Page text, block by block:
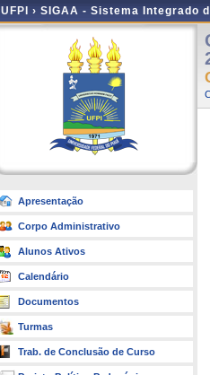
UFPI › SIGAA - Sistema Integrado
Apresentação
Corpo Administrativo
Alunos Ativos
Calendário
Documentos
Turmas
Trab. de Conclusão de Curso